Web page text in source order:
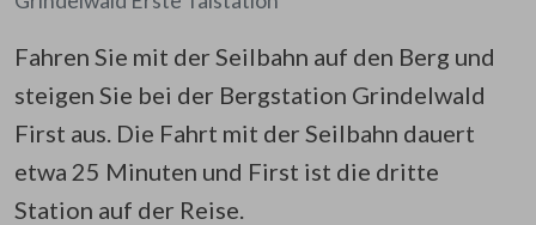
Fahren Sie mit der Seilbahn auf den Berg und
steigen Sie bei der Bergstation Grindelwald
First aus. Die Fahrt mit der Seilbahn dauert
etwa 25 Minuten und First ist die dritte
Station auf der Reise.